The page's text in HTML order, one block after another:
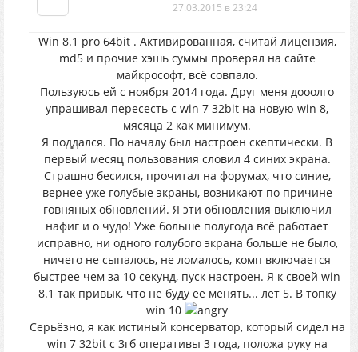
27.03.2015 в 23:24
Win 8.1 pro 64bit . Активированная, считай лицензия,
md5 и прочие хэшь суммы проверял на сайте
майкрософт, всё совпало.
Пользуюсь ей с ноября 2014 года. Друг меня дооолго
упрашивал пересесть с win 7 32bit на новую win 8,
мясяца 2 как минимум.
Я поддался. По началу был настроен скептически. В
первый месяц пользования словил 4 синих экрана.
Страшно бесился, прочитал на форумах, что синие,
вернее уже голубые экраны, возникают по причине
говняных обновлений. Я эти обновления выключил
нафиг и о чудо! Уже больше полугода всё работает
исправно, ни одного голубого экрана больше не было,
ничего не сыпалось, не ломалось, комп включается
быстрее чем за 10 секунд, пуск настроен. Я к своей win
8.1 так привык, что не буду её менять... лет 5. В топку
win 10
Серьёзно, я как истиный консерватор, который сидел на
win 7 32bit с 3гб оперативы 3 года, положа руку на